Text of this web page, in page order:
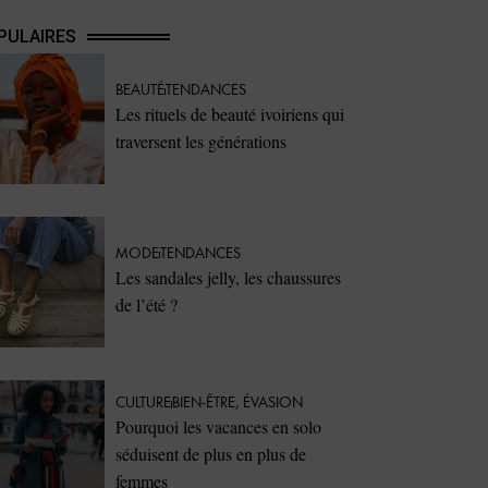
BEAUTÉTENDANCES
Les rituels de beauté ivoiriens qui
traversent les générations
MODETENDANCES
Les sandales jelly, les chaussures
de l’été ?
CULTUREBIEN-ÊTRE, ÉVASION
Pourquoi les vacances en solo
séduisent de plus en plus de
femmes